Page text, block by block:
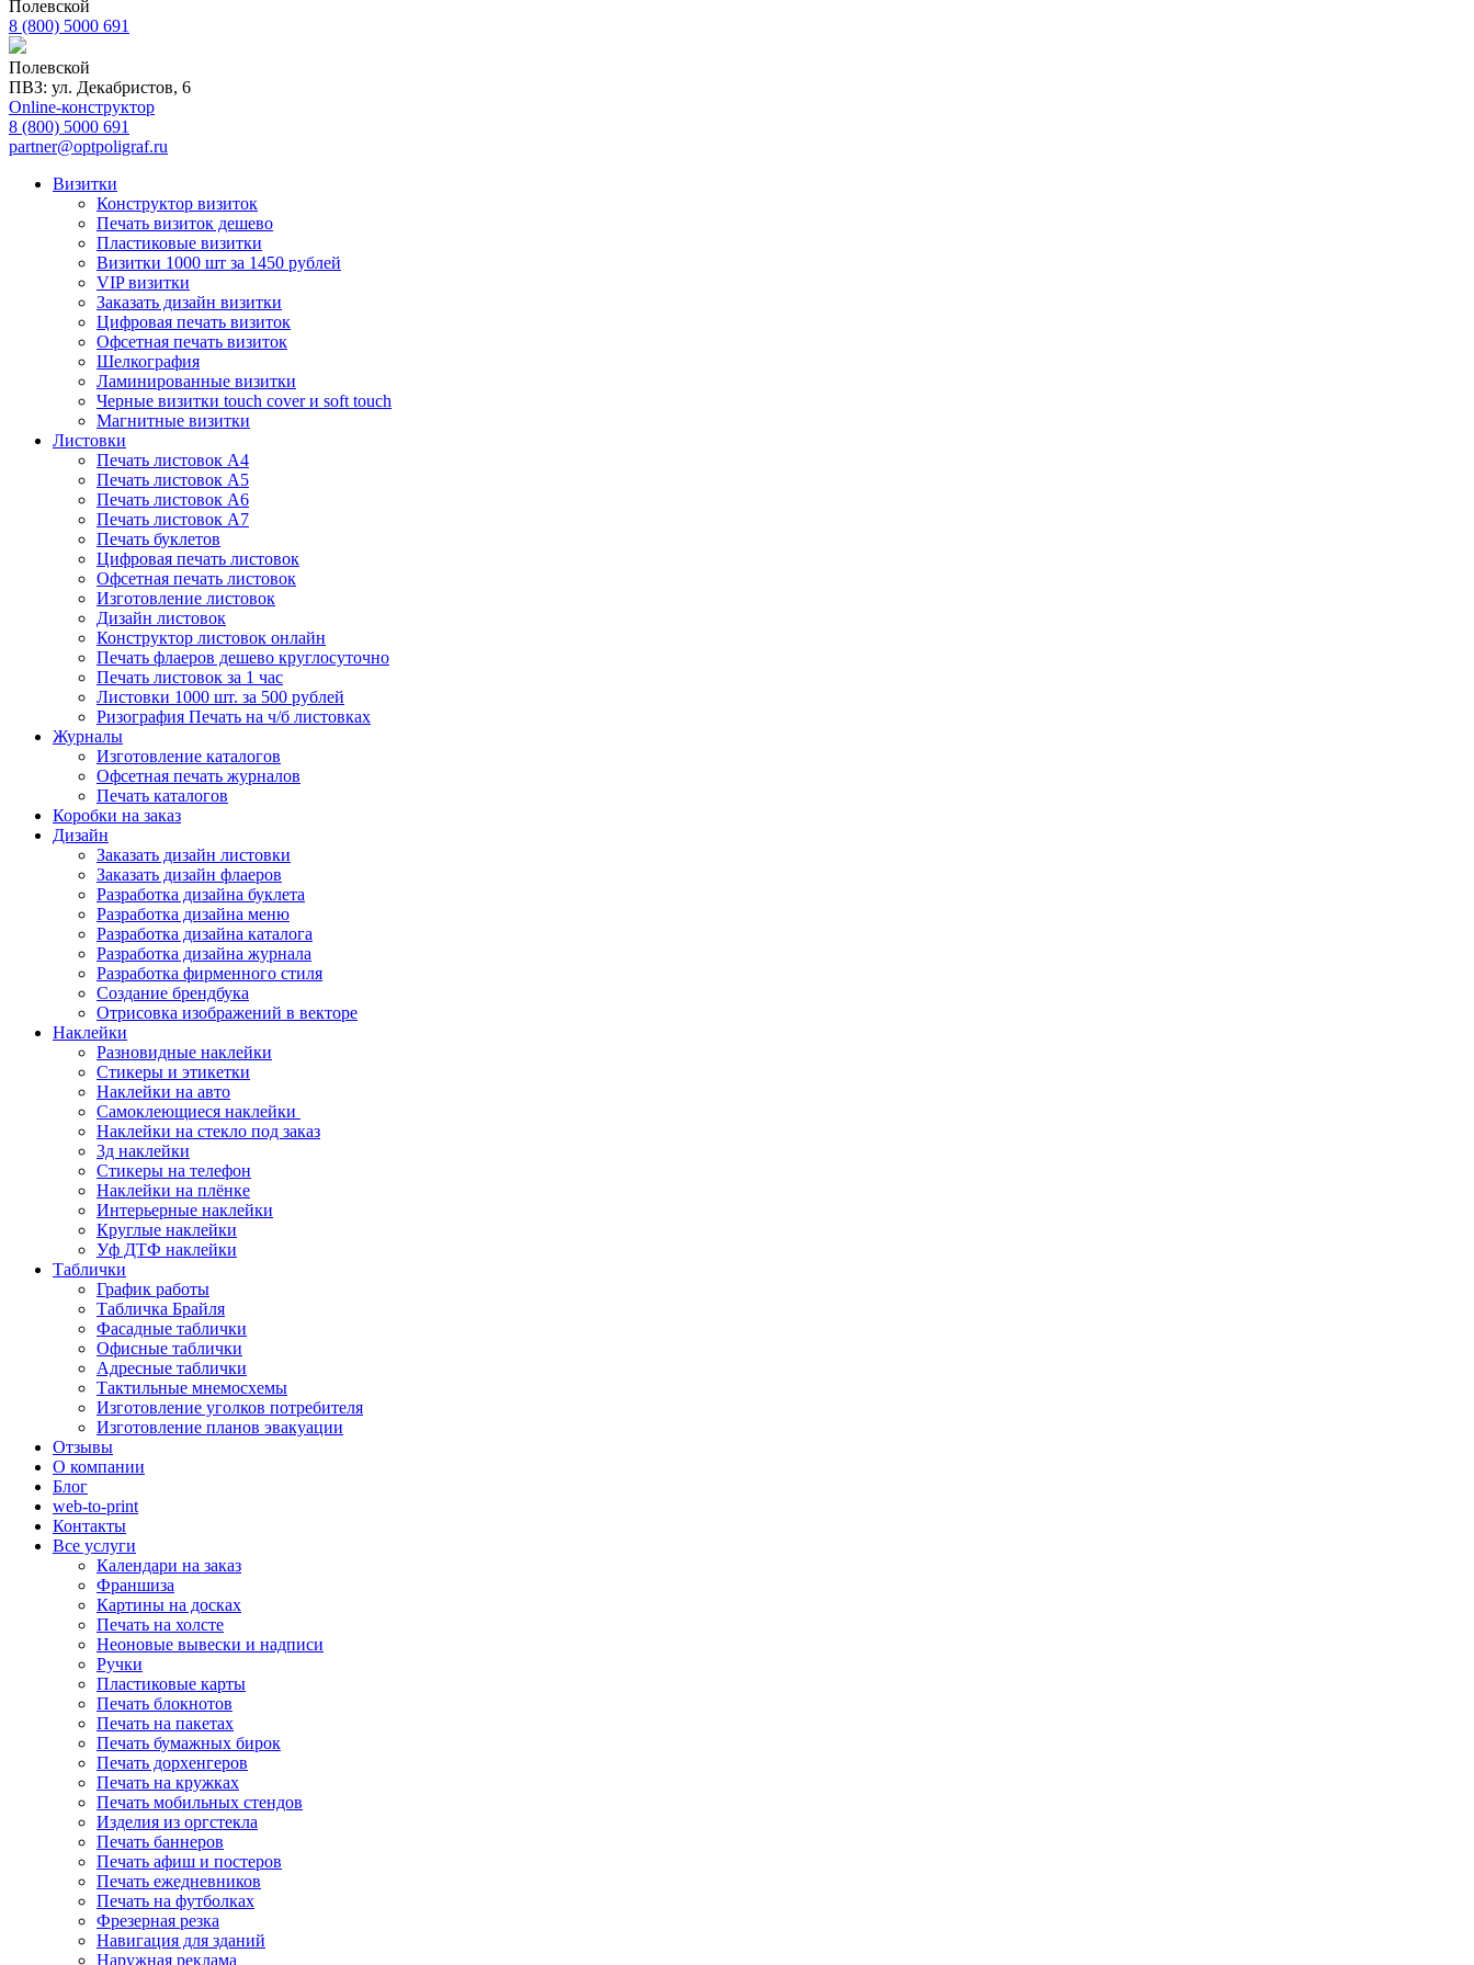
Полевской
8 (800) 5000 691
Полевской
ПВЗ: ул. Декабристов, 6
Online-конструктор
8 (800) 5000 691
partner@optpoligraf.ru
Визитки
Конструктор визиток
Печать визиток дешево
Пластиковые визитки
Визитки 1000 шт за 1450 рублей
VIP визитки
Заказать дизайн визитки
Цифровая печать визиток
Офсетная печать визиток
Шелкография
Ламинированные визитки
Черные визитки touch cover и soft touch
Магнитные визитки
Листовки
Печать листовок А4
Печать листовок А5
Печать листовок А6
Печать листовок А7
Печать буклетов
Цифровая печать листовок
Офсетная печать листовок
Изготовление листовок
Дизайн листовок
Конструктор листовок онлайн
Печать флаеров дешево круглосуточно
Печать листовок за 1 час
Листовки 1000 шт. за 500 рублей
Ризография Печать на ч/б листовках
Журналы
Изготовление каталогов
Офсетная печать журналов
Печать каталогов
Коробки на заказ
Дизайн
Заказать дизайн листовки
Заказать дизайн флаеров
Разработка дизайна буклета
Разработка дизайна меню
Разработка дизайна каталога
Разработка дизайна журнала
Разработка фирменного стиля
Создание брендбука
Отрисовка изображений в векторе
Наклейки
Разновидные наклейки
Стикеры и этикетки
Наклейки на авто
Самоклеющиеся наклейки
Наклейки на стекло под заказ
3д наклейки
Cтикеры на телефон
Наклейки на плёнке
Интерьерные наклейки
Круглые наклейки
Уф ДТФ наклейки
Таблички
График работы
Табличка Брайля
Фасадные таблички
Офисные таблички
Адресные таблички
Тактильные мнемосхемы
Изготовление уголков потребителя
Изготовление планов эвакуации
Отзывы
О компании
Блог
web-to-print
Контакты
Все услуги
Календари на заказ
Франшиза
Картины на досках
Печать на холсте
Неоновые вывески и надписи
Ручки
Пластиковые карты
Печать блокнотов
Печать на пакетах
Печать бумажных бирок
Печать дорхенгеров
Печать на кружках
Печать мобильных стендов
Изделия из оргстекла
Печать баннеров
Печать афиш и постеров
Печать ежедневников
Печать на футболках
Фрезерная резка
Навигация для зданий
Наружная реклама